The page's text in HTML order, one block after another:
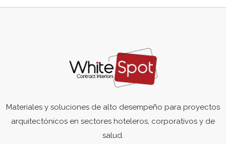
Materiales y soluciones de alto desempeño para proyectos
arquitectónicos en sectores hoteleros, corporativos y de
salud.